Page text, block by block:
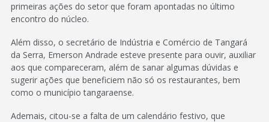
primeiras ações do setor que foram apontadas no último
encontro do núcleo.
Além disso, o secretário de Indústria e Comércio de Tangará
da Serra, Emerson Andrade esteve presente para ouvir, auxiliar
aos que compareceram, além de sanar algumas dúvidas e
sugerir ações que beneficiem não só os restaurantes, bem
como o município tangaraense.
Ademais, citou-se a falta de um calendário festivo, que